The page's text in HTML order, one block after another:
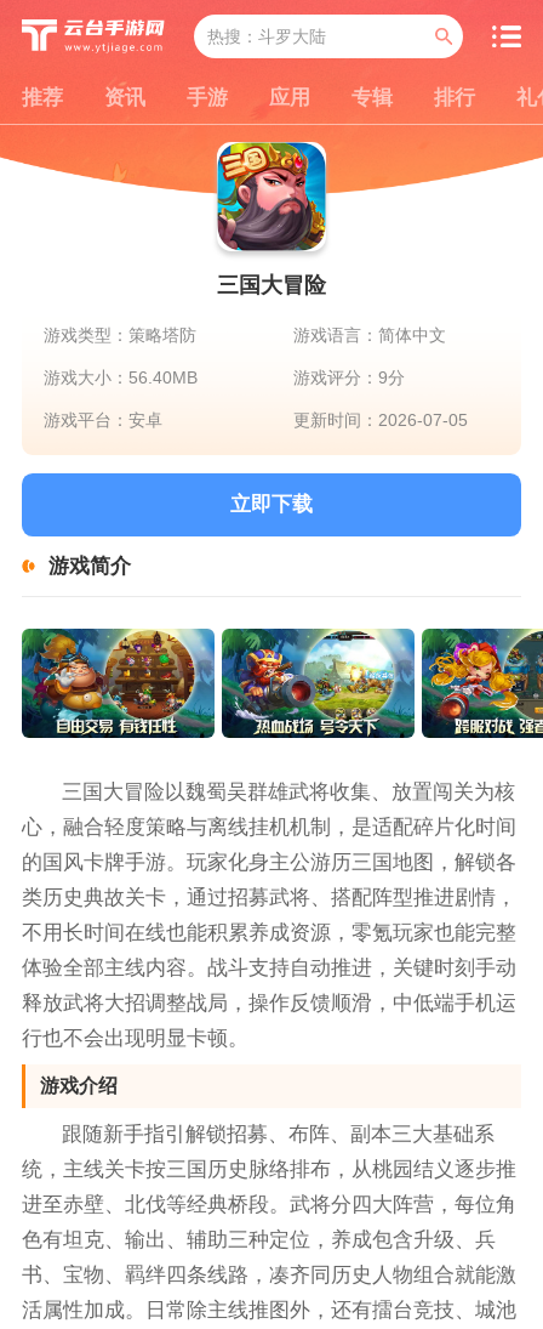
推荐 资讯 手游 应用 专辑 排行 礼
三国大冒险
游戏类型：策略塔防 游戏语言：简体中文
游戏大小：56.40MB 游戏评分：9分
游戏平台：安卓 更新时间：2026-07-05
立即下载
游戏简介
三国大冒险以魏蜀吴群雄武将收集、放置闯关为核
心，融合轻度策略与离线挂机机制，是适配碎片化时间
的国风卡牌手游。玩家化身主公游历三国地图，解锁各
类历史典故关卡，通过招募武将、搭配阵型推进剧情，
不用长时间在线也能积累养成资源，零氪玩家也能完整
体验全部主线内容。战斗支持自动推进，关键时刻手动
释放武将大招调整战局，操作反馈顺滑，中低端手机运
行也不会出现明显卡顿。
游戏介绍
跟随新手指引解锁招募、布阵、副本三大基础系
统，主线关卡按三国历史脉络排布，从桃园结义逐步推
进至赤壁、北伐等经典桥段。武将分四大阵营，每位角
色有坦克、输出、辅助三种定位，养成包含升级、兵
书、宝物、羁绊四条线路，凑齐同历史人物组合就能激
活属性加成。日常除主线推图外，还有擂台竞技、城池